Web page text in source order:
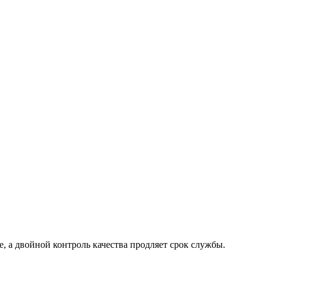
двойной контроль качества продляет срок службы.